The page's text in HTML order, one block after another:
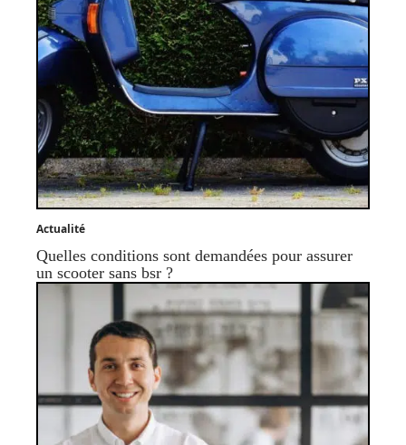
Actualité
Quelles conditions sont demandées pour assurer
un scooter sans bsr ?